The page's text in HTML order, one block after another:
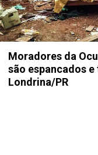
Moradores da
são espancados
Londrina/PR